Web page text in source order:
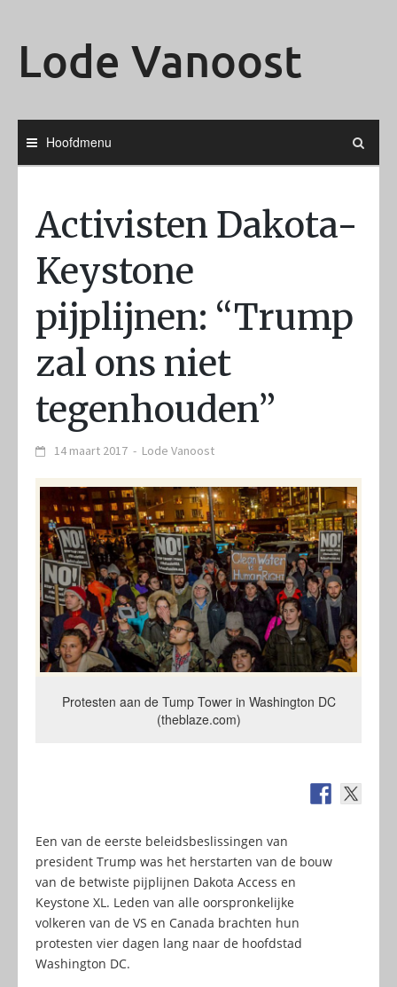
Lode Vanoost
Hoofdmenu
Activisten Dakota-
Keystone
pijplijnen: “Trump
zal ons niet
tegenhouden”
14 maart 2017 - Lode Vanoost
Protesten aan de Tump Tower in Washington DC
(theblaze.com)
Een van de eerste beleidsbeslissingen van
president Trump was het herstarten van de bouw
van de betwiste pijplijnen Dakota Access en
Keystone XL. Leden van alle oorspronkelijke
volkeren van de VS en Canada brachten hun
protesten vier dagen lang naar de hoofdstad
Washington DC.